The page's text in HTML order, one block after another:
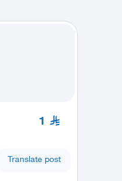
1
Translate post